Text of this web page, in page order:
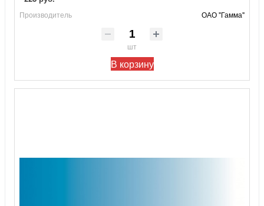
Производитель ОАО "Гамма"
шт
В корзину